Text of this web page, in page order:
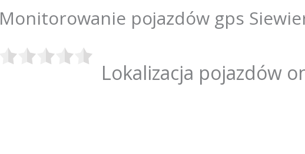
Monitorowanie pojazdów gps
Lokalizacja pojazdów